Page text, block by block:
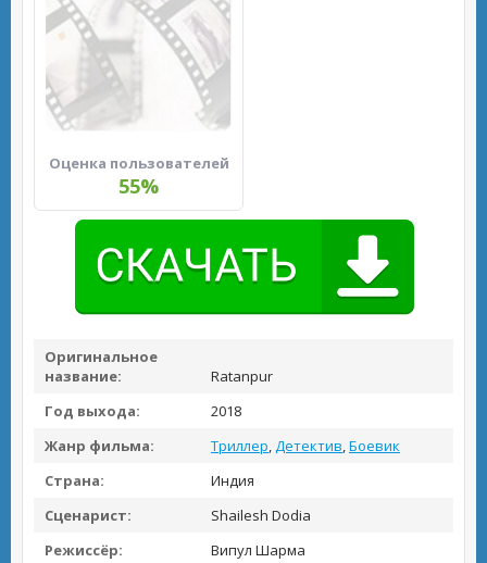
Оценка пользователей
55%
Оригинальное
название:
Ratanpur
Год выхода:
2018
Жанр фильма:
Триллер,Детектив,Боевик
Страна:
Индия
Сценарист:
Shailesh Dodia
Режиссёр:
Випул Шарма